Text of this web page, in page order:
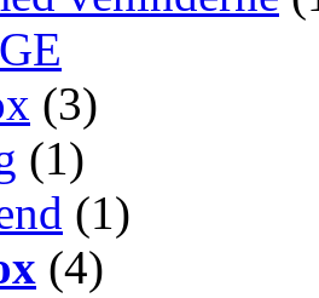
(3)
(1)
(1)
(4)